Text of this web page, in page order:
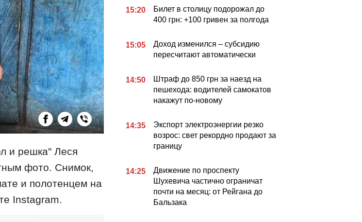
и решка" Леся
фото. Снимок,
и полотенцем на
Instagram.
15:20
Билет в столицу подорожал до
400 грн: +100 гривен за полгода
15:05
Доход изменился – субсидию
пересчитают автоматически
14:50
Штраф до 850 грн за наезд на
пешехода: водителей самокатов
накажут по-новому
14:35
Экспорт электроэнергии резко
возрос: свет рекордно продают за
границу
14:25
Движение по проспекту
Шухевича частично ограничат
почти на месяц: от Рейгана до
Бальзака